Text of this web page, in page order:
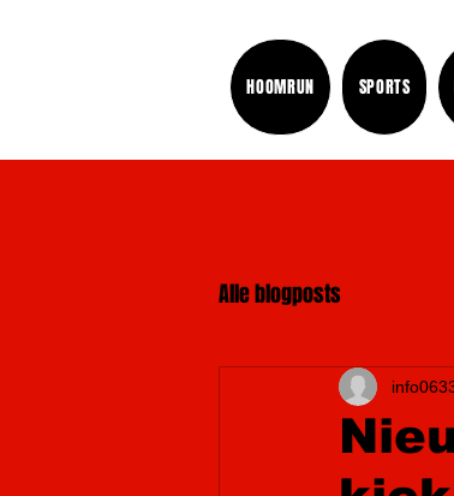
HOOMRUN SPORTS
Alle blogposts